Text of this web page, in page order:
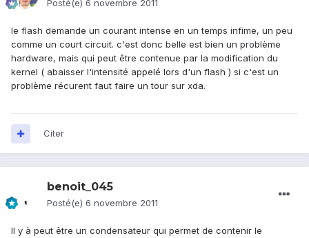
Posté(e) 6 novembre 2011
le flash demande un courant intense en un temps infime, un peu
comme un court circuit. c'est donc belle est bien un problème
hardware, mais qui peut être contenue par la modification du
kernel ( abaisser l'intensité appelé lors d'un flash ) si c'est un
problème récurent faut faire un tour sur xda.
Citer
benoit_045
Posté(e) 6 novembre 2011
Il y à peut être un condensateur qui permet de contenir le